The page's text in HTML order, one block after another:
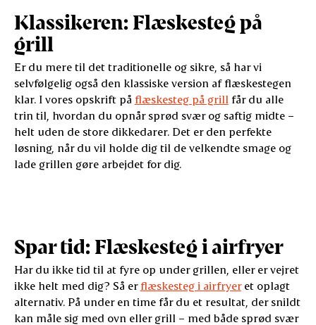
Klassikeren: Flæskesteg på
grill
Er du mere til det traditionelle og sikre, så har vi
selvfølgelig også den klassiske version af flæskestegen
klar. I vores opskrift på flæskesteg på grill får du alle
trin til, hvordan du opnår sprød svær og saftig midte –
helt uden de store dikkedarer. Det er den perfekte
løsning, når du vil holde dig til de velkendte smage og
lade grillen gøre arbejdet for dig.
Spar tid: Flæskesteg i airfryer
Har du ikke tid til at fyre op under grillen, eller er vejret
ikke helt med dig? Så er flæskesteg i airfryeret oplagt
alternativ. På under en time får du et resultat, der snildt
kan måle sig med ovn eller grill – med både sprød svær